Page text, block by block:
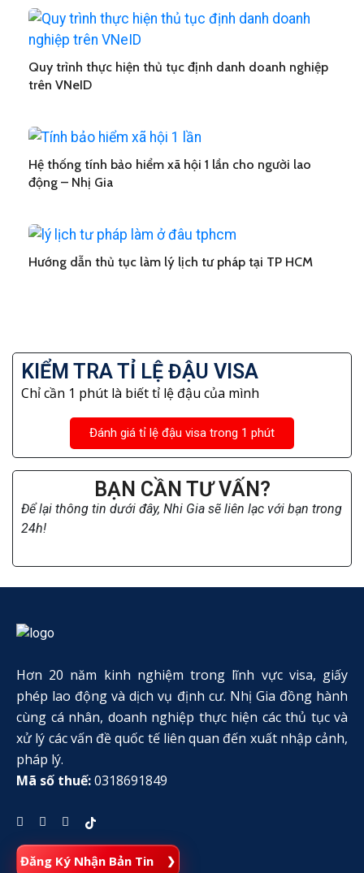
Quy trình thực hiện thủ tục định danh doanh nghiệp
trên VNeID
Hệ thống tính bảo hiểm xã hội 1 lần cho người lao
động – Nhị Gia
Hướng dẫn thủ tục làm lý lịch tư pháp tại TP HCM
KIỂM TRA TỈ LỆ ĐẬU VISA
Chỉ cần 1 phút là biết tỉ lệ đậu của mình
Đánh giá tỉ lệ đậu visa trong 1 phút
BẠN CẦN TƯ VẤN?
Để lại thông tin dưới đây, Nhi Gia sẽ liên lạc với bạn trong
24h!
Hơn 20 năm kinh nghiệm trong lĩnh vực visa, giấy
phép lao động và dịch vụ định cư. Nhị Gia đồng hành
cùng cá nhân, doanh nghiệp thực hiện các thủ tục và
xử lý các vấn đề quốc tế liên quan đến xuất nhập cảnh,
pháp lý.
Mã số thuế:0318691849
Đăng Ký Nhận Bản Tin